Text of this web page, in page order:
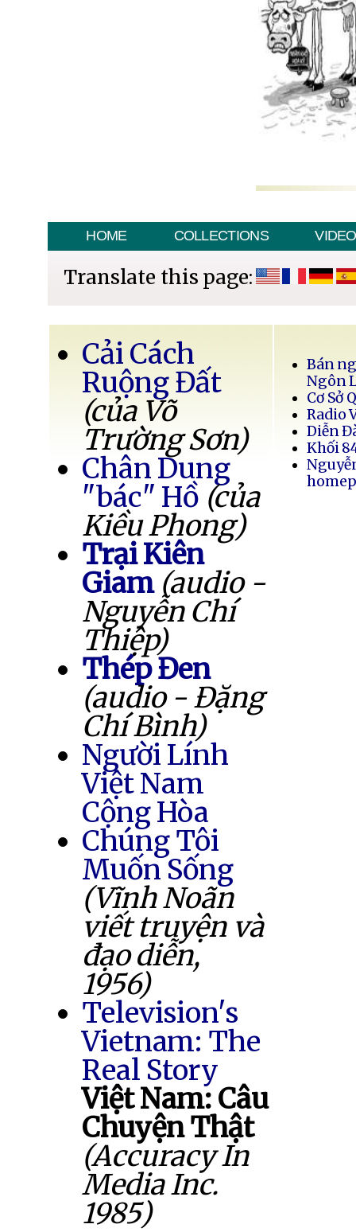
HOME COLLECTIONS VIDEO
Translate this page:
Cải Cách
Ruộng Đất
(của Võ
Trường Sơn)
Chân Dung
"bác" Hồ (của
Kiều Phong)
Trại Kiên
Giam (audio -
Nguyễn Chí
Thiệp)
Thép Đen
(audio - Đặng
Chí Bình)
Người Lính
Việt Nam
Cộng Hòa
Chúng Tôi
Muốn Sống
(Vĩnh Noãn
viết truyện và
đạo diễn,
1956)
Television's
Vietnam: The
Real Story
Việt Nam: Câu
Chuyện Thật
(Accuracy In
Media Inc.
1985)
Bán
Ngôn
Cơ Sở
Radio
Diễn
Khối